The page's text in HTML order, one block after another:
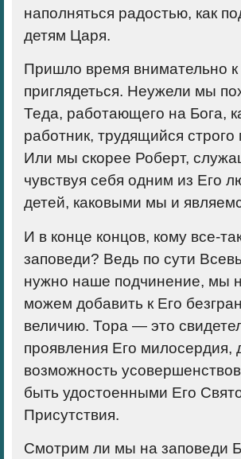
наполняться радостью, как
детям Царя.
Пришло время внимательно к
приглядеться. Неужели мы
Теда, работающего на Бога,
работник, трудящийся строго
Или мы скорее Роберт,
чувствуя себя одним из Его
детей, каковыми мы и
И в конце концов, кому все-
заповеди? Ведь по сути
нужно наше подчинение, мы
можем добавить к Его
величию. Тора — это
проявления Его
возможность
быть удостоенными Его
Присутствия.
Смотрим ли мы на заповеди